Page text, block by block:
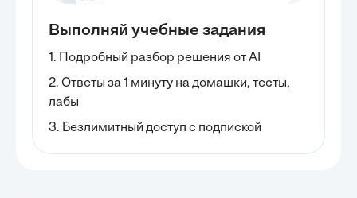
Выполняй учебные задания
1. Подробный разбор решения от AI
2. Ответы за 1 минуту на домашки, тесты,
лабы
3. Безлимитный доступ с подпиской